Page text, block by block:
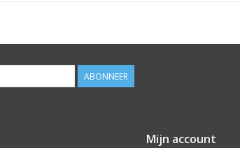
ABONNEER
Mijn account